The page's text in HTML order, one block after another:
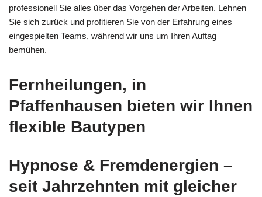
professionell Sie alles über das Vorgehen der Arbeiten. Lehnen
Sie sich zurück und profitieren Sie von der Erfahrung eines
eingespielten Teams, während wir uns um Ihren Auftag
bemühen.
Fernheilungen, in
Pfaffenhausen bieten wir Ihnen
flexible Bautypen
Hypnose & Fremdenergien –
seit Jahrzehnten mit gleicher